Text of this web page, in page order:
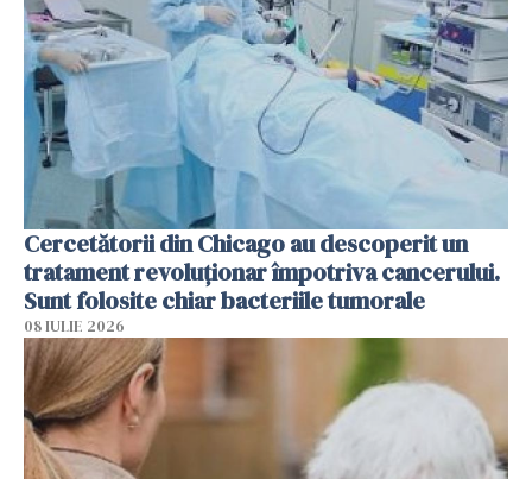
Cercetătorii din Chicago au descoperit un
tratament revoluționar împotriva cancerului.
Sunt folosite chiar bacteriile tumorale
08 IULIE 2026